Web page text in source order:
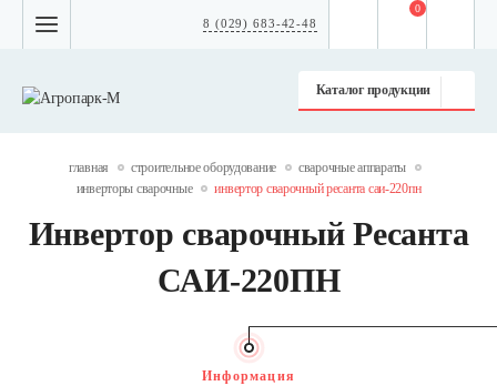
8 (029) 683-42-48
Каталог продукции
0
главная строительное оборудование
сварочные аппараты
инверторы сварочные
инвертор сварочный ресанта саи-220пн
Инвертор сварочный Ресанта
САИ-220ПН
Информация